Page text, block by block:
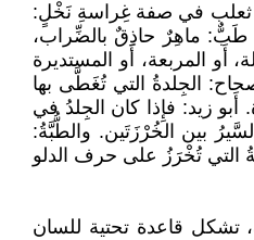
ثعلب في صفة غِراسةِ نَخْلٍ:
ماهِرٌ حاذِقٌ بالضِّراب،
المربعة، أَو المستديرة
الجِلدةُ التي تُغَطَّى بها
زيد: فإِذا كان الجِلدُ في
بين الخُرْزَتَين. والطُّبَّةُ:
التي تُخْرَزُ على حرف الدلو
تشكل قاعدة تحتية للسان